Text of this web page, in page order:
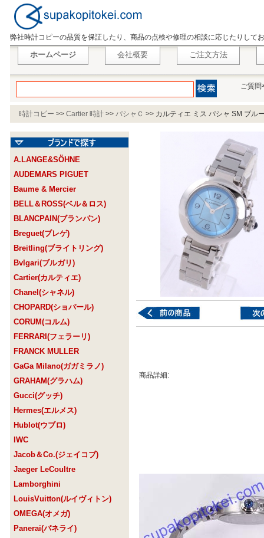
弊社時計コピーの品質を保証したり、商品の点検や修理の相談に応じたりして
ホームページ 会社概要 ご注文方法
ご質問
時計コピー >> Cartier 時計 >> パシャＣ >> カルティエ ミス パシャ SM ブル
A.LANGE&SÖHNE
AUDEMARS PIGUET
Baume & Mercier
BELL＆ROSS(ベル＆ロス)
BLANCPAIN(ブランパン)
Breguet(ブレゲ)
Breitling(ブライトリング)
Bvlgari(ブルガリ)
Cartier(カルティエ)
Chanel(シャネル)
CHOPARD(ショパール)
CORUM(コルム)
FERRARI(フェラーリ)
FRANCK MULLER
GaGa Milano(ガガミラノ)
GRAHAM(グラハム)
Gucci(グッチ)
Hermes(エルメス)
Hublot(ウブロ)
IWC
Jacob＆Co.(ジェイコブ)
Jaeger LeCoultre
Lamborghini
LouisVuitton(ルイヴィトン)
OMEGA(オメガ)
Panerai(パネライ)
商品詳細: